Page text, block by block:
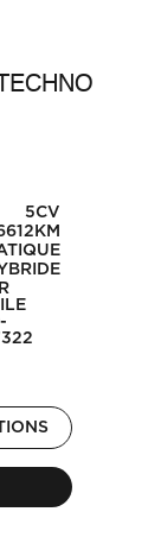
5CV